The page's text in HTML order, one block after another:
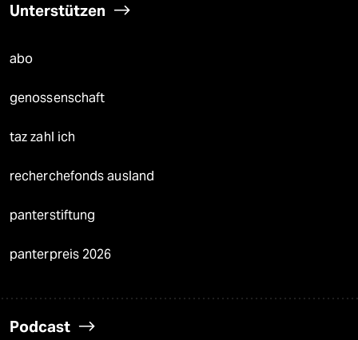
Unterstützen
abo
genossenschaft
taz zahl ich
recherchefonds ausland
panterstiftung
panterpreis 2026
Podcast